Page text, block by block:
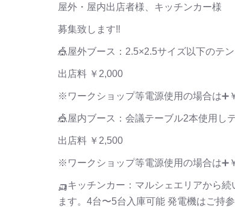
⁡屋外・屋内出店者様、キッチンカー様
募集致します‼️
🎪屋外ブース：2.5×2.5サイズ以下のテ
出店料 ￥2,000
※ワークショップ等電源使用の場合は➕
🎪屋内ブース：会議テーブル2本使用し
出店料 ￥2,500
※ワークショップ等電源使用の場合は➕
🛺キッチンカー：マルシェエリアから
ます。4台〜5台入庫可能 発電機はご持